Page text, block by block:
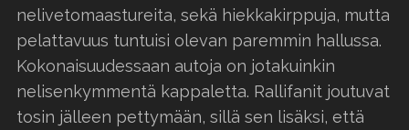
nelivetomaastureita, sekä hiekkakirppuja, mutta
pelattavuus tuntuisi olevan paremmin hallussa.
Kokonaisuudessaan autoja on jotakuinkin
nelisenkymmentä kappaletta. Rallifanit joutuvat
tosin jälleen pettymään, sillä sen lisäksi, että